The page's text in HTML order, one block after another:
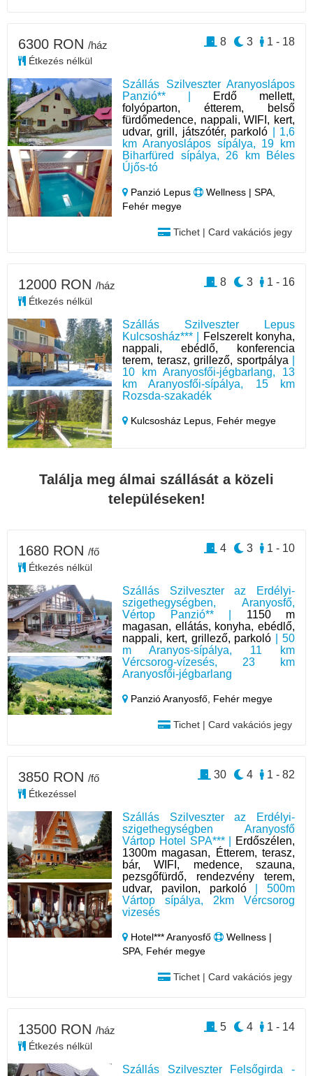
Szállás Szilveszter Aranyoslápos
Panzió** |
Erdő mellett,
folyóparton, étterem, belső
fürdőmedence, nappali, WIFI, kert,
udvar, grill, játszótér, parkoló | 1,6
km Aranyoslápos sípálya, 19 km
Biharfüred sípálya, 26 km Béles
Újős-tó
Panzió Lepus
Wellness | SPA,
Fehér megye
Tichet | Card vakációs jegy
6300 RON /ház
Étkezés nélkül
1 - 18
3
8
Szállás Szilveszter Lepus
Kulcsosház*** |
Felszerelt konyha,
nappali, ebédlő, konferencia
terem, terasz, grillező, sportpálya
10 km Aranyosfői-jégbarlang, 13
km Aranyosfői-sípálya, 15 km
Rozsda-szakadék
Kulcsosház Lepus, Fehér megye
12000 RON /ház
Étkezés nélkül
1 - 16
3
8
Találja meg álmai szállását a közeli
településeken!
Szállás Szilveszter az Erdélyi-
szigethegységben, Aranyosfő,
Vértop Panzió** | 1150 m
magasan, ellátás, konyha, ebédlő,
nappali, kert, grillező, parkoló | 50
m Aranyos-sípálya, 11 km
Vércsorog-vízesés, 23 km
Aranyosfői-jégbarlang
Panzió Aranyosfő, Fehér megye
Tichet | Card vakációs jegy
1680 RON /fő
Étkezés nélkül
1 - 10
3
4
Szállás Szilveszter az Erdélyi-
szigethegységben Aranyosfő
Vártop Hotel SPA*** |
Erdőszélen,
1300m magasan, Étterem, terasz,
bár, WIFI, medence, szauna,
pezsgőfürdő, rendezvény terem,
udvar, pavilon, parkoló| 500m
Vártop sípálya, 2km Vércsorog
vizesés
Hotel*** Aranyosfő
Wellness |
SPA, Fehér megye
Tichet | Card vakációs jegy
3850 RON /fő
Étkezéssel
1 - 82
4
30
Szállás Szilveszter Felsőgirda -
13500 RON /ház
Étkezés nélkül
1 - 14
4
5